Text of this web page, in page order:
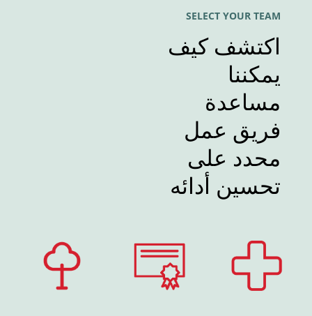
SELECT YOUR TEAM
اكتشف كيف
يمكننا
مساعدة
فريق عمل
محدد على
تحسين أدائه